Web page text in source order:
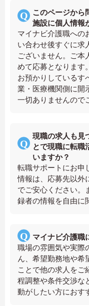
このページから
施設に個人情報
マイナビ介護職への
い合わせ後すぐに求
ございません。ご本
めて応募となります。
お預かりしているす
業・医療機関側に開
一切ありませんので
現職の求人も見
とで現職に転職
いますか？
転職サポートにお申
情報は、応募先以外
でご安心ください。
録者の情報を自由に
マイナビ介護職
職場の雰囲気や実際
ん、希望勤務地や希
ことで他の求人をご
程調整や条件交渉な
動がしたい方におす